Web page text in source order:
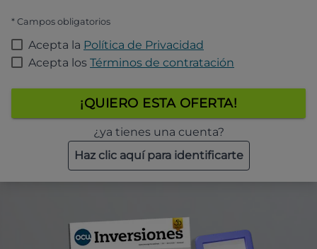
* Campos obligatorios
Acepta la Política de Privacidad
Acepta los Términos de contratación
¡QUIERO ESTA OFERTA!
¿ya tienes una cuenta?
Haz clic aquí para identificarte